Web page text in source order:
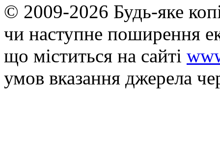
© 2009-2026 Будь-яке
чи наступне поширення
що мiститься на сайті
умов вказання джерела